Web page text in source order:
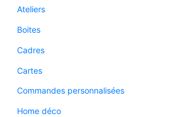
Ateliers
Boites
Cadres
Cartes
Commandes personnalisées
Home déco